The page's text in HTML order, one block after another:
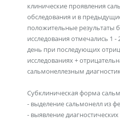
клинические проявления
обследования и в
положительные результаты
исследования отмечались 1 -
день при последующих
исследованиях +
сальмонеллезным
Субклиническая форма
- выделение сальмонелл из
- выявление диагностических